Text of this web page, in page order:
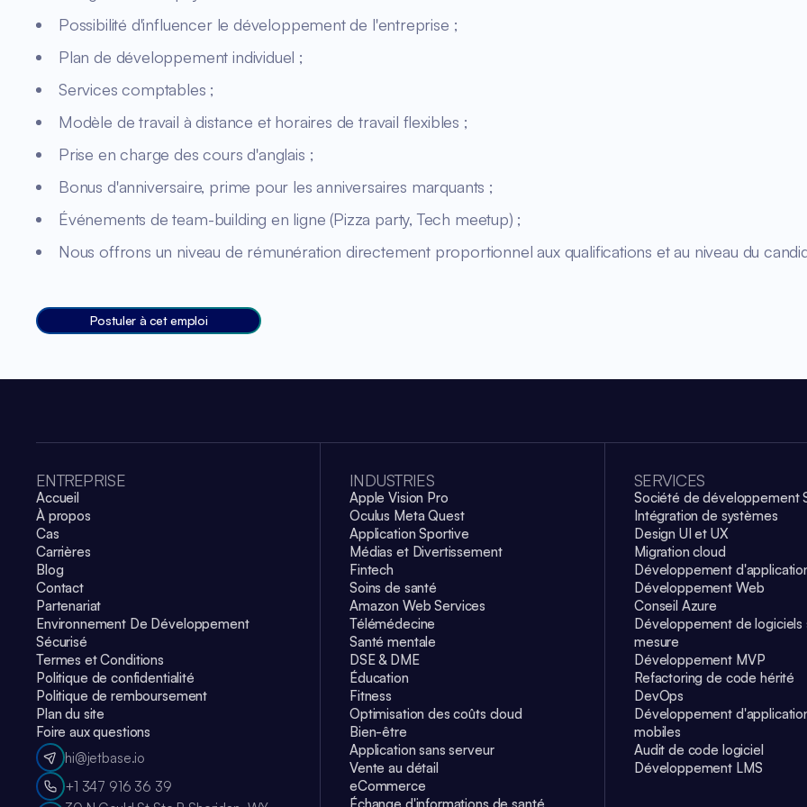
Possibilité d'influencer le développement de l'entreprise ;
Plan de développement individuel ;
Services comptables ;
Modèle de travail à distance et horaires de travail flexibles ;
Prise en charge des cours d'anglais ;
Bonus d'anniversaire, prime pour les anniversaires marquants ;
Événements de team-building en ligne (Pizza party, Tech meetup) ;
Nous offrons un niveau de rémunération directement proportionnel aux qualifications et au niveau du
Postuler à cet emploi
ENTREPRISE
Accueil
À propos
Cas
Carrières
Blog
Contact
Partenariat
Environnement De Développement
Sécurisé
Termes et Conditions
Politique de confidentialité
Politique de remboursement
Plan du site
Foire aux questions
hi@jetbase.io
+1 347 916 36 39
INDUSTRIES
Apple Vision Pro
Oculus Meta Quest
Application Sportive
Médias et Divertissement
Fintech
Soins de santé
Amazon Web Services
Télémédecine
Santé mentale
DSE & DME
Éducation
Fitness
Optimisation des coûts cloud
Bien-être
Application sans serveur
Vente au détail
eCommerce
SERVICES
Société de développement
Intégration de systèmes
Design UI et UX
Migration cloud
Développement
Développement Web
Conseil Azure
Développement de logiciels
mesure
Développement MVP
Refactoring de code hérité
DevOps
Développement
mobiles
Audit de code logiciel
Développement LMS